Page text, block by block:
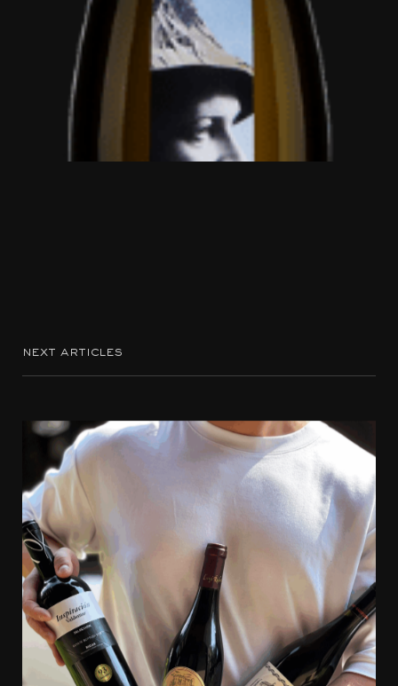
next articles
Accords mets et vins